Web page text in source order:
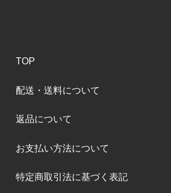
TOP
配送・送料について
返品について
お支払い方法について
特定商取引法に基づく表記